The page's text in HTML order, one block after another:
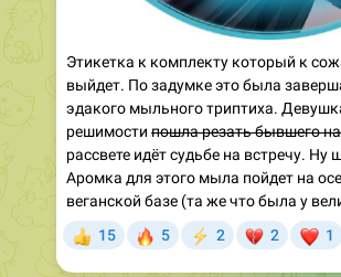
Этикетка к комплекту который к
выйдет. По задумке это была
эдакого мыльного триптиха.
решимости пошла резать бывшего
рассвете идёт судьбе на встречу. Ну
Аромка для этого мыла пойдет на
веганской базе (та же что была у
15 5
⚡
2
💔
2 1